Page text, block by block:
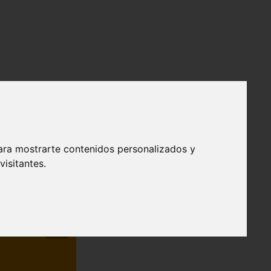
mostrarte contenidos personalizados y